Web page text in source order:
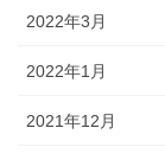
2022年3月
2022年1月
2021年12月